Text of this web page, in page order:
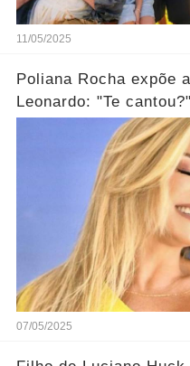
11/05/2025
Poliana Rocha expõe
Leonardo: "Te cantou?"
07/05/2025